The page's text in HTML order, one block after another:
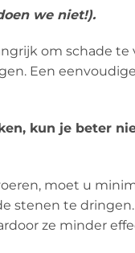
we niet!).
om schade
Een
kun je beter
moet u
stenen te
ze minder